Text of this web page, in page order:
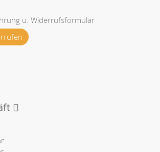
u. Widerrufsformular